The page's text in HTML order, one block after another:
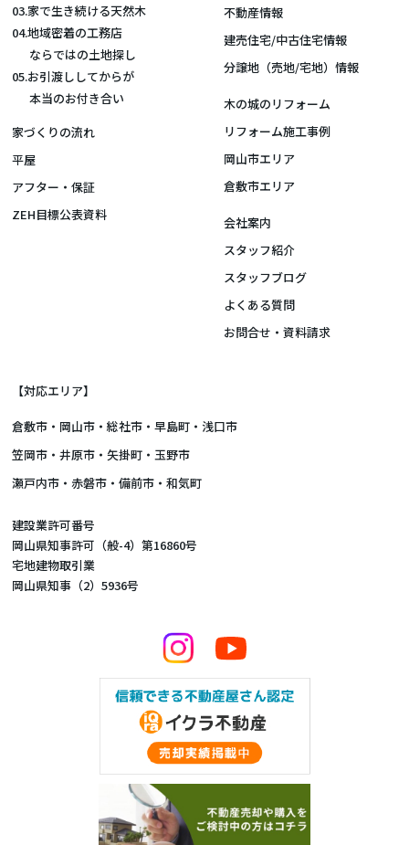
03.家で生き続ける天然木
04.地域密着の工務店
ならではの土地探し
05.お引渡ししてからが
本当のお付き合い
家づくりの流れ
平屋
アフター・保証
ZEH目標公表資料
不動産情報
建売住宅/中古住宅情報
分譲地（売地/宅地）情報
木の城のリフォーム
リフォーム施工事例
岡山市エリア
倉敷市エリア
会社案内
スタッフ紹介
スタッフブログ
よくある質問
お問合せ・資料請求
【対応エリア】
倉敷市 ・ 岡山市 ・総社市・早島町・浅口市
笠岡市・井原市・矢掛町・玉野市
瀬戸内市・赤磐市・備前市・和気町
建設業許可番号
岡山県知事許可（般-4）第16860号
宅地建物取引業
岡山県知事（2）5936号